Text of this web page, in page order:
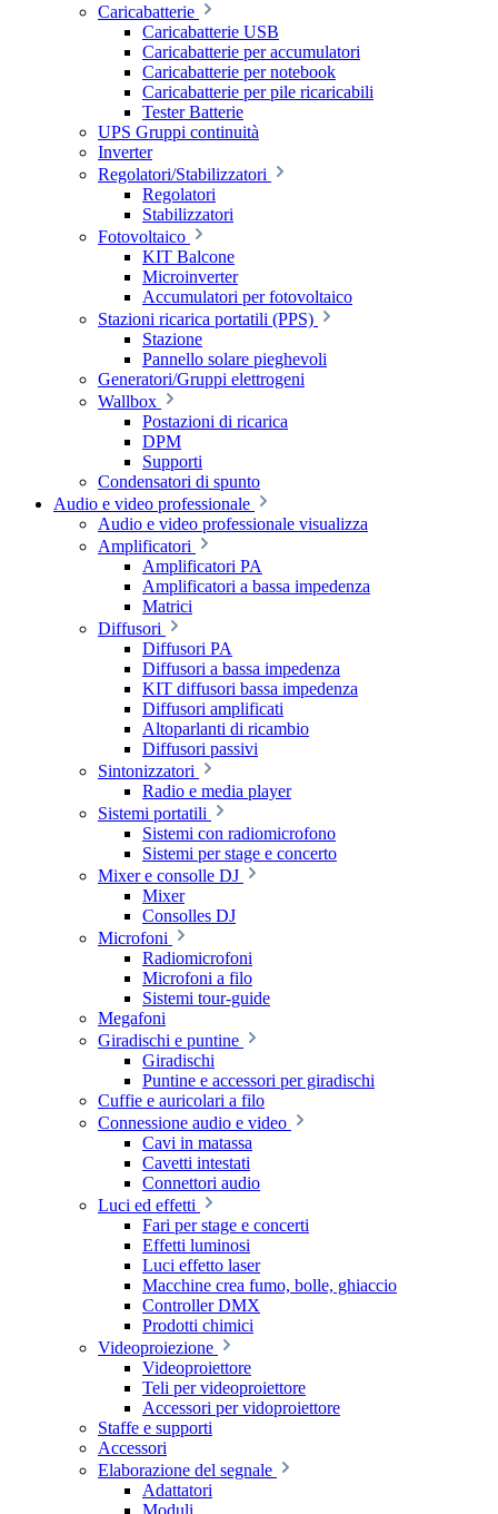
Caricabatterie
Caricabatterie USB
Caricabatterie per accumulatori
Caricabatterie per notebook
Caricabatterie per pile ricaricabili
Tester Batterie
UPS Gruppi continuità
Inverter
Regolatori/Stabilizzatori
Regolatori
Stabilizzatori
Fotovoltaico
KIT Balcone
Microinverter
Accumulatori per fotovoltaico
Stazioni ricarica portatili (PPS)
Stazione
Pannello solare pieghevoli
Generatori/Gruppi elettrogeni
Wallbox
Postazioni di ricarica
DPM
Supporti
Condensatori di spunto
Audio e video professionale
Audio e video professionale visualizza
Amplificatori
Amplificatori PA
Amplificatori a bassa impedenza
Matrici
Diffusori
Diffusori PA
Diffusori a bassa impedenza
KIT diffusori bassa impedenza
Diffusori amplificati
Altoparlanti di ricambio
Diffusori passivi
Sintonizzatori
Radio e media player
Sistemi portatili
Sistemi con radiomicrofono
Sistemi per stage e concerto
Mixer e consolle DJ
Mixer
Consolles DJ
Microfoni
Radiomicrofoni
Microfoni a filo
Sistemi tour-guide
Megafoni
Giradischi e puntine
Giradischi
Puntine e accessori per giradischi
Cuffie e auricolari a filo
Connessione audio e video
Cavi in matassa
Cavetti intestati
Connettori audio
Luci ed effetti
Fari per stage e concerti
Effetti luminosi
Luci effetto laser
Macchine crea fumo, bolle, ghiaccio
Controller DMX
Prodotti chimici
Videoproiezione
Videoproiettore
Teli per videoproiettore
Accessori per vidoproiettore
Staffe e supporti
Accessori
Elaborazione del segnale
Adattatori
Moduli